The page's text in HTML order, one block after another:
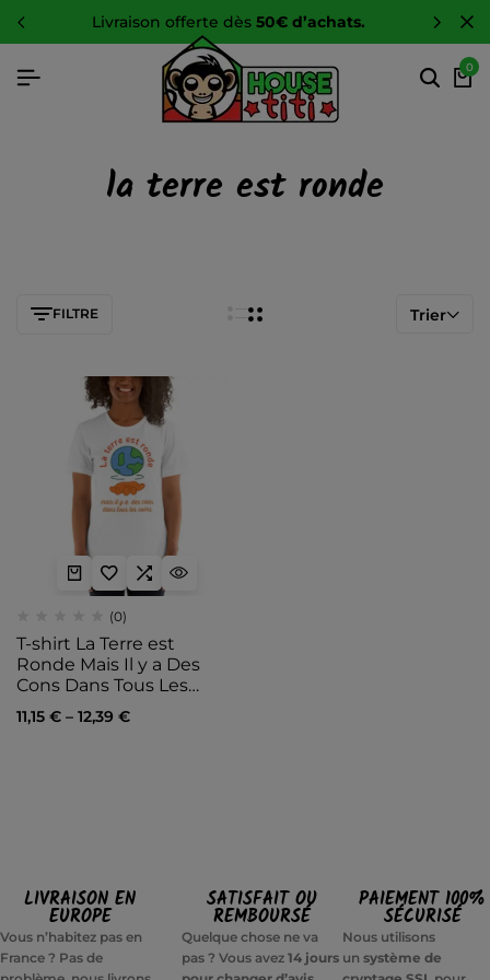
livraison offerte dès 50€ d’achats.
0
la terre est ronde
FILTRE Trier
(0)
T-shirt La Terre est
Ronde Mais Il y a Des
Cons Dans Tous Les…
11,15 € – 12,39 €
LIVRAISON EN
EUROPE
Vous n’habitez pas en
France ? Pas de
SATISFAIT OU
REMBOURSÉ
Quelque chose ne va
pas ? Vous avez14 jours
PAIEMENT 100%
SÉCURISÉ
Nous utilisons
un système de